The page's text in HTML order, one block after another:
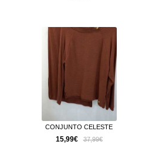
CONJUNTO CELESTE
15,99€ 37,99€